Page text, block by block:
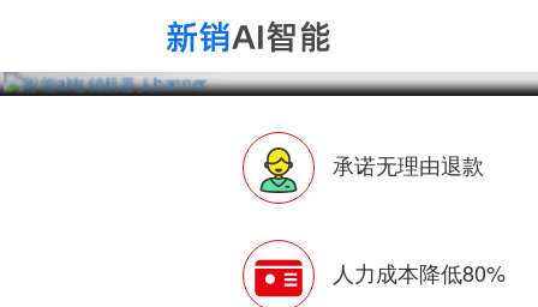
承诺无理由退款
人力成本降低80%